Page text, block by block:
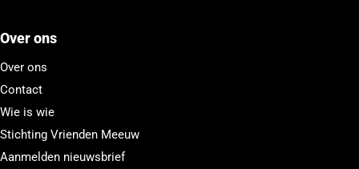
Over ons
Over ons
Contact
Wie is wie
Stichting Vrienden Meeuw
Aanmelden nieuwsbrief